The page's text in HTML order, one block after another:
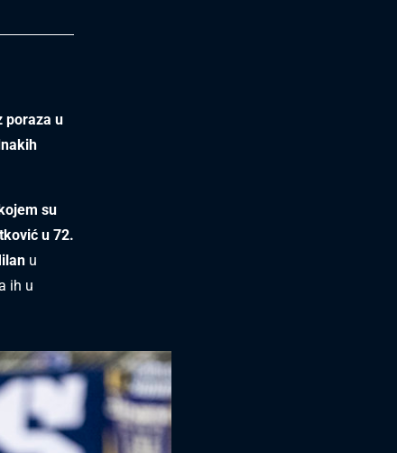
poraza u
su
u 72.
u
ih u